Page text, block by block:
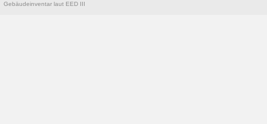
Gebäudeinventar laut EED III